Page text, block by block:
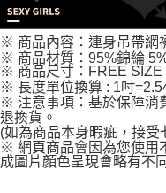
※ 商品內容：連身吊帶網
※ 商品材質：95%錦綸
※ 商品尺寸：FREE SIZE
※ 長度單位換算 : 1吋
※ 注意事項：基於保障消
退換貨。
(如為商品本身暇疵，接
※ 網頁商品會因為您使用
成圖片顏色呈現會略有不